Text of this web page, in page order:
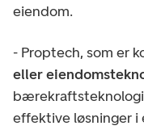
eiendom.
- Proptech, som er
eller
effektive løsninger i